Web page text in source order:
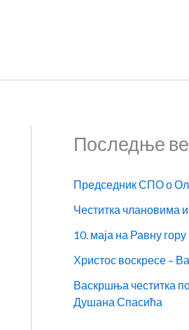
Последње
Председник СПО о
Честитка члановима
10. маја на Равну гору
Христос воскресе –
Васкршња честитка
Душана Спасића